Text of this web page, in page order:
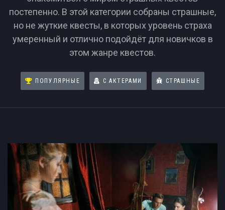
постепенно. В этой категории собраны страшные,
но не жуткие квесты, в которых уровень страха
умеренный и отлично подойдёт для новичков в
этом жанре квестов.
ПОПУЛЯРНЫЕ С АКТЕРАМИ СТРАШНЫЕ